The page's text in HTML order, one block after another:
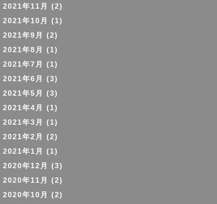
2021年11月
(2)
2021年10月
(1)
2021年9月
(2)
2021年8月
(1)
2021年7月
(1)
2021年6月
(3)
2021年5月
(3)
2021年4月
(1)
2021年3月
(1)
2021年2月
(2)
2021年1月
(1)
2020年12月
(3)
2020年11月
(2)
2020年10月
(2)